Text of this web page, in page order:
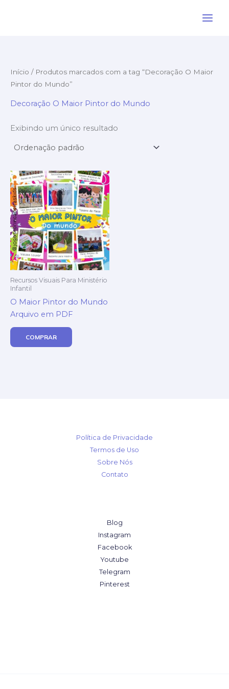
Início / Produtos marcados com a tag “Decoração O Maior
Pintor do Mundo”
Decoração O Maior Pintor do Mundo
Exibindo um único resultado
Recursos Visuais Para Ministério
Infantil
O Maior Pintor do Mundo
Arquivo em PDF
COMPRAR
Política de Privacidade
Termos de Uso
Sobre Nós
Contato
Blog
Instagram
Facebook
Youtube
Telegram
Pinterest